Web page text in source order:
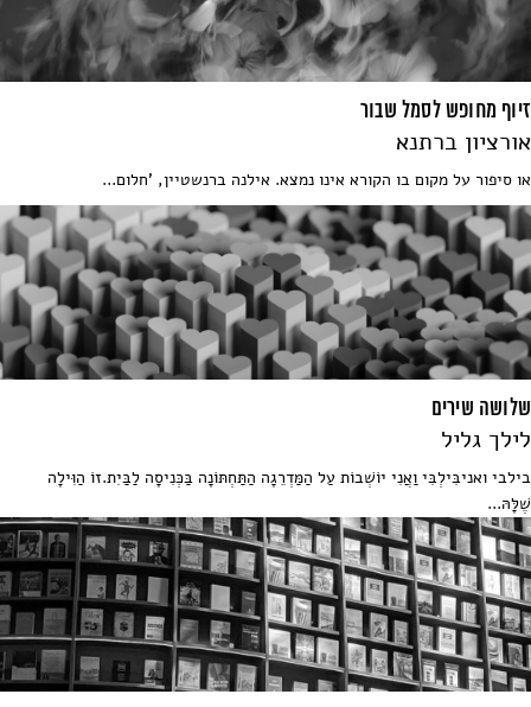
זיוף מחופש לסמל שבור
אורציון ברתנא
או סיפור על מקום בו הקורא אינו נמצא. אילנה ברנשטיין, 'חלום...
שלושה שירים
לילך גליל
בילבי ואניבִּילְבִּי וַאֲנִי יוֹשְׁבוֹת עַל הַמַּדְרֵגָה הַתַּחְתּוֹנָה בַּכְּנִיסָה לַבַּיִת.זוֹ הַוִּילָה
שֶׁלָּהּ...